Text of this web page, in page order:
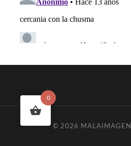
© 2026 MALAIMAGEN
0